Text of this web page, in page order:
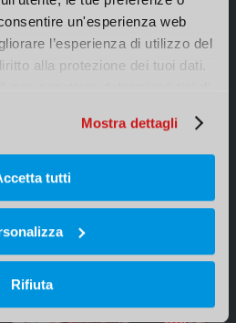
un'esperienza web
l’esperienza di utilizzo del
alla protezione dei tuoi dati.
Mostra dettagli
tutti
Rifiuta
Play Video